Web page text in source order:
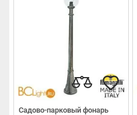
Садово-парковый фонарь